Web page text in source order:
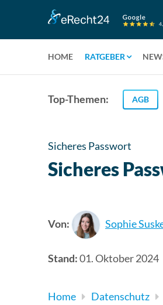
HOME RATGEBER
Top-Themen: AGB
Sicheres Passwort
Sicheres
Von: Sophie
Stand:01. Oktober 2024
Home Datenschutz